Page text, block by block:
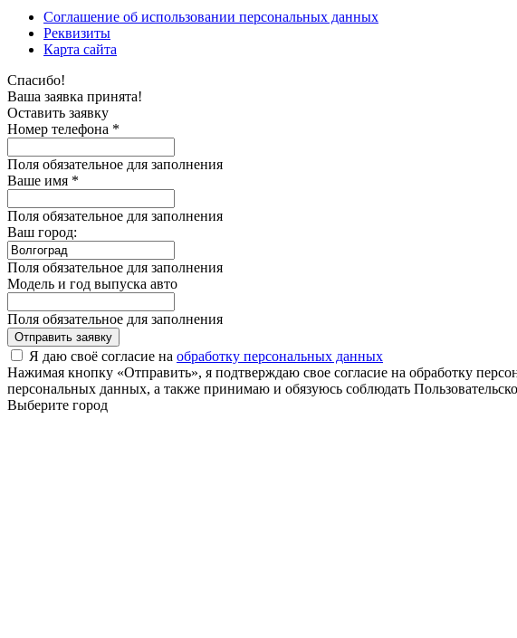
Соглашение об использовании персональных данных
Реквизиты
Карта сайта
Спасибо!
Ваша заявка принята!
Оставить заявку
Номер телефона *
Поля обязательное для заполнения
Ваше имя *
Поля обязательное для заполнения
Ваш город:
Поля обязательное для заполнения
Модель и год выпуска авто
Поля обязательное для заполнения
Отправить заявку
Я даю своё согласие на обработку персональных данных
Нажимая кнопку «Отправить», я подтверждаю свое согласие на обработку
персональных данных, а также принимаю и обязуюсь соблюдать
Выберите город